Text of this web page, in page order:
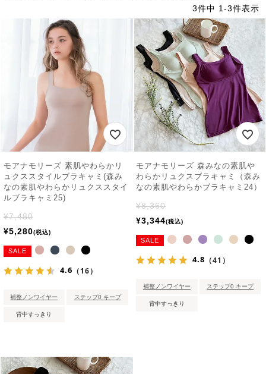
3件中 1 -3件表示
モアナモリーズ 素肌やわらかリ
ュクススタイルブラキャミ(森み
なの素肌やわらかリュクススタイ
ルブラキャミ25)
¥7,480
¥5,280 税込
SALE
4.6 （16）
補整ノンワイヤー ステップ0 キープ
背中すっきり
モアナモリーズ 森みなの素肌や
わらかリュクスブラキャミ（森み
なの素肌やわらかブラキャミ24）
¥8,360
¥3,344 税込
SALE
4.8 （41）
補整ノンワイヤー ステップ0 キープ
背中すっきり